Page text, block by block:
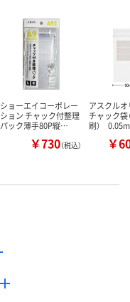
カゴへ
メーカー都
ショーエイコーポレー
ション チャック付整理
パック薄手80P縦…
￥730（税込）
アスクル
チャック袋
刷）
￥